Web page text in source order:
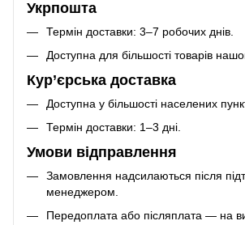
Укрпошта
Термін доставки: 3–7 робочих днів.
Доступна для більшості товарів
Кур’єрська доставка
Доступна у більшості населених
Термін доставки: 1–3 дні.
Умови відправлення
Замовлення надсилаються після
менеджером.
Передоплата або післяплата — на